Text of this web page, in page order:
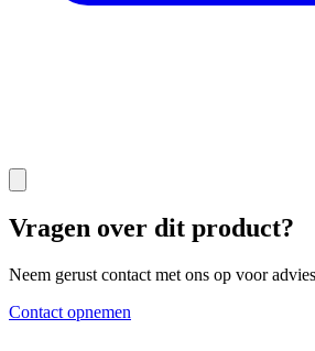
Vragen over dit product?
Neem gerust contact met ons op voor
Contact opnemen